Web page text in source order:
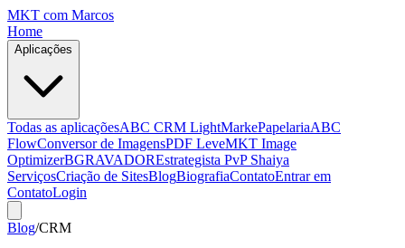
MKT com Marcos
Home
Aplicações
Todas as aplicaçõesABC CRM LightMarkePapelariaABC
FlowConversor de ImagensPDF LeveMKT Image
OptimizerBGRAVADOREstrategista PvP Shaiya
ServiçosCriação de SitesBlogBiografiaContatoEntrar em
ContatoLogin
Blog/CRM